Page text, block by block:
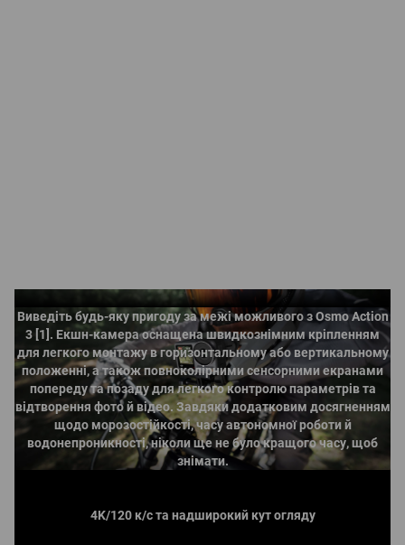
Виведіть будь-яку пригоду за межі можливого з Osmo Action
3 [1]. Екшн-камера оснащена швидкознімним кріпленням
для легкого монтажу в горизонтальному або вертикальному
положенні, а також повноколірними сенсорними екранами
попереду та позаду для легкого контролю параметрів та
відтворення фото й відео. Завдяки додатковим досягненням
щодо морозостійкості, часу автономної роботи й
водонепроникності, ніколи ще не було кращого часу, щоб
знімати.
4K/120 к/с та надширокий кут огляду